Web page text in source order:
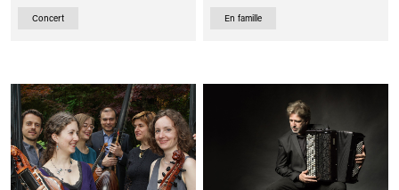
Concert En famille